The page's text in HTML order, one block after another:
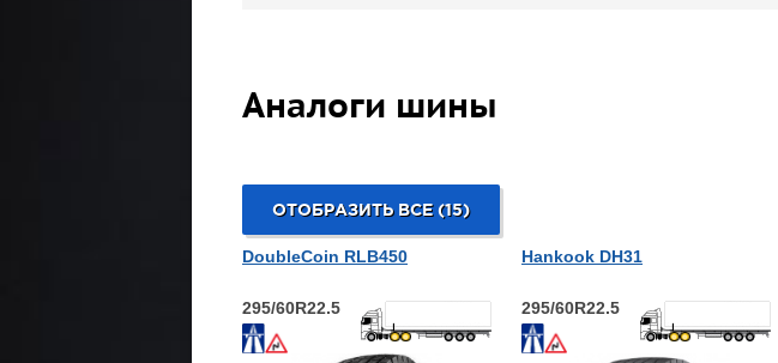
Аналоги шины
ОТОБРАЗИТЬ ВСЕ (15)
DoubleCoin RLB450
295/60R22.5
Hankook DH31
295/60R22.5